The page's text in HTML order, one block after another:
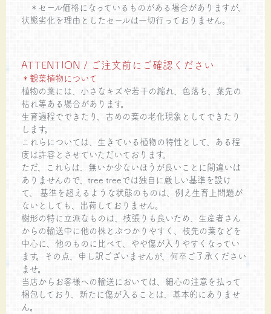
＊セール価格になっているものがある場合がありますが、
状態劣化を理由としたセールは一切行っておりません。
ATTENTION / ご注文前にご確認ください
＊観葉植物について
植物の葉には、小さなキズや若干の縮れ、色落ち、葉先の
枯れ等ある場合があります。
生育過程でできたり、古めの葉の老化現象としてできたり
します。
これらについては、生きている植物の特性として、ある程
度は許容とさせていただいております。
ただ、これらは、無いか少ないほうが良いことに間違いは
ありませんので、tree treeでは独自に厳しい基準を設け
て、 基準を超えるような状態のものは、例え生育上問題が
ないとしても、出荷しておりません。
樹形の特に立派なものは、枝張りも良いため、生産者さん
からの輸送中に他の株とぶつかりやすく、枝先の葉などを
中心に、他のものに比べて、やや傷が入りやすくなってい
ます。その点、申し訳ございませんが、何卒ご了承ください
ませ。
当店からお客様への輸送においては、細心の注意を払って
梱包しており、新たに傷が入ることは、基本的にありませ
ん。